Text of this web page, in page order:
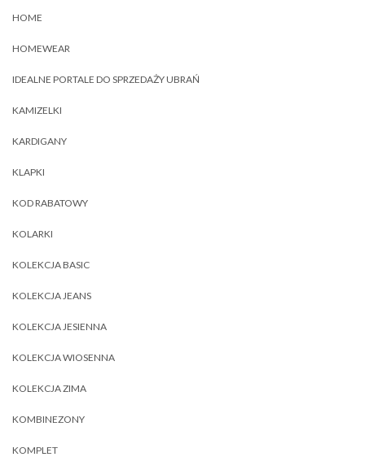
HOME
HOMEWEAR
IDEALNE PORTALE DO SPRZEDAŻY UBRAŃ
KAMIZELKI
KARDIGANY
KLAPKI
KOD RABATOWY
KOLARKI
KOLEKCJA BASIC
KOLEKCJA JEANS
KOLEKCJA JESIENNA
KOLEKCJA WIOSENNA
KOLEKCJA ZIMA
KOMBINEZONY
KOMPLET